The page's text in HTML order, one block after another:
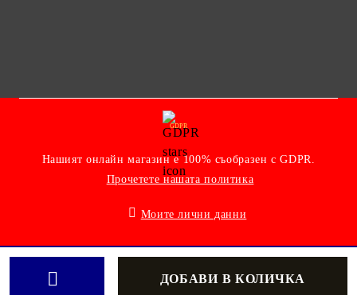
GDPR
Нашият онлайн магазин е 100% съобразен с GDPR.
Прочетете нашата политика
Моите лични данни